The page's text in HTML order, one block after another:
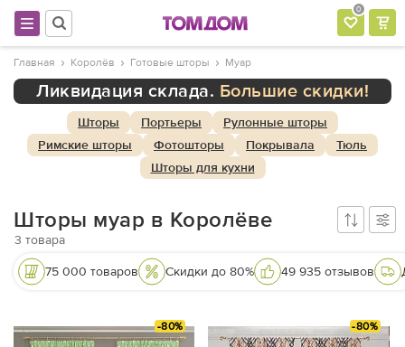
0
Главная Королёв Готовые шторы Муар
Ликвидация склада. Большие скидки!
Шторы Портьеры
Рулонные шторы
Римские шторы
Фотошторы Покрывала
Тюль
Шторы для кухни
Шторы муар в Королёве
3 товара
75 000 товаров Скидки до 80% 49 935 отзывов
-80% -80%